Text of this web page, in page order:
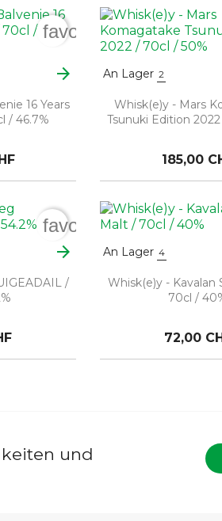
arrow_forward
16 Years
/ 46.7%
favorite_border
An Lager 2
Whisk(e)y - Mars
Tsunuki Edition
185,00
arrow_forward
/
favorite_border
An Lager 4
Whisk(e)y - Kavalan
70cl /
72,00
und